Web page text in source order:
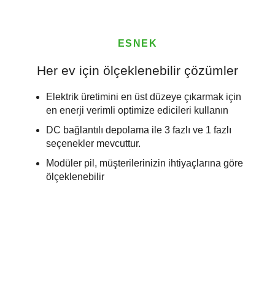
ESNEK
Her ev için ölçeklenebilir çözümler
Elektrik üretimini en üst düzeye çıkarmak için
en enerji verimli optimize edicileri kullanın
DC bağlantılı depolama ile 3 fazlı ve 1 fazlı
seçenekler mevcuttur.
Modüler pil, müşterilerinizin ihtiyaçlarına göre
ölçeklenebilir